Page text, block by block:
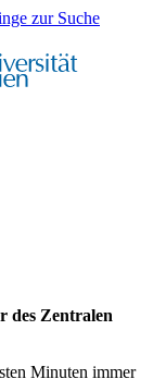
zur Suche
des Zentralen
Minuten immer